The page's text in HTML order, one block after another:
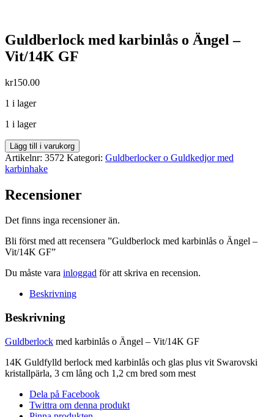
Guldberlock med karbinlås o Ängel –
Vit/14K GF
kr150.00
1 i lager
1 i lager
Guldberlock
med
karbinlås
Ängel
-
GF
Lägg till i varukorg
Artikelnr: 3572 Kategori: Guldberlocker o Guldkedjor med
karbinhake
Recensioner
Det finns inga recensioner än.
Bli först med att recensera ”Guldberlock med karbinlås o Ängel –
Vit/14K GF”
Du måste vara inloggad för att skriva en recension.
Beskrivning
Beskrivning
Guldberlock med karbinlås o Ängel – Vit/14K GF
14K Guldfylld berlock med karbinlås och glas plus vit Swarovski
kristallpärla, 3 cm lång och 1,2 cm bred som mest
Dela på Facebook
Twittra om denna produkt